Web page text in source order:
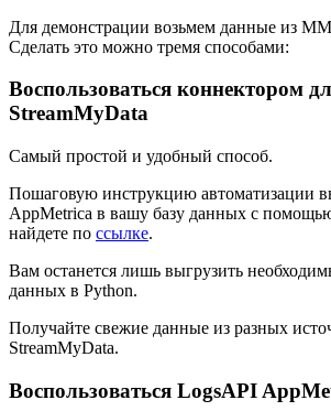
Для демонстрации возьмем данные из
Сделать это можно тремя способами:
Воспользоваться коннектором
StreamMyData
Самый простой и удобный способ.
Пошаговую инструкцию автоматизации
AppMetrica в вашу базу данных с
найдете по ссылке.
Вам останется лишь выгрузить
данных в Python.
Получайте свежие данные из разных
StreamMyData.
Воспользоваться LogsAPI